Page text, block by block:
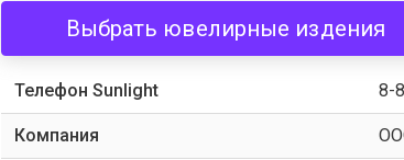
Выбрать ювелирные издения
Телефон Sunlight 8-
Компания